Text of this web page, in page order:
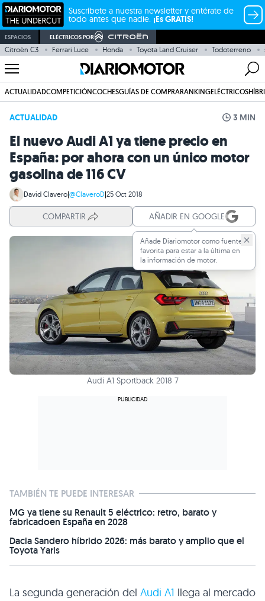
Suscríbete a nuestra newsletter y entérate de
todo antes que nadie. ¡Es GRATIS!
ESPACIOS ELÉCTRICOS POR
Citroën C3 Ferrari Luce Honda Toyota Land Cruiser Todoterreno
ACTUALIDADCOMPETICIÓNCOCHESGUÍAS DE COMPRARANKINGELÉCTRICOS
ACTUALIDAD 3 MIN
El nuevo Audi A1 ya tiene precio en
España: por ahora con un único motor
gasolina de 116 CV
David Clavero|@ClaveroD|25 Oct 2018
COMPARTIR AÑADIR EN GOOGLE
Añade Diariomotor como fuente
favorita para estar a la última en
la información de motor.
Audi A1 Sportback 2018 7
TAMBIÉN TE PUEDE INTERESAR
MG ya tiene su Renault 5 eléctrico: retro, barato y
fabricadoen España en 2028
Dacia Sandero híbrido 2026: más barato y amplio que el
Toyota Yaris
La segunda generación del Audi A1 llega al mercado